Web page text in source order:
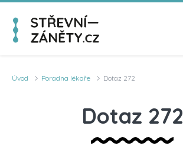
Úvod Poradna lékaře Dotaz 272
Dotaz 272